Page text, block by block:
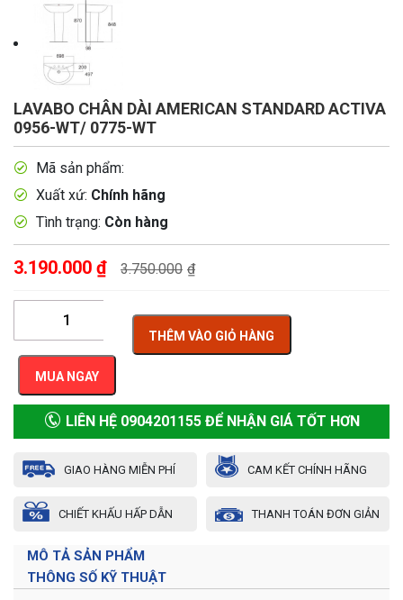
LAVABO CHÂN DÀI AMERICAN STANDARD ACTIVA
0956-WT/ 0775-WT
Mã sản phẩm:
Xuất xứ: Chính hãng
Tình trạng: Còn hàng
3.190.000 ₫ 3.750.000 ₫
THÊM VÀO GIỎ HÀNG
MUA NGAY
LIÊN HỆ 0904201155 ĐỂ NHẬN GIÁ TỐT HƠN
GIAO HÀNG MIỄN PHÍ CAM KẾT CHÍNH HÃNG
CHIẾT KHẤU HẤP DẪN THANH TOÁN ĐƠN GIẢN
MÔ TẢ SẢN PHẨM
THÔNG SỐ KỸ THUẬT